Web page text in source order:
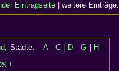
Eintragseite | weitere Einträge:
, Städte: A - C| D - G
H -
!